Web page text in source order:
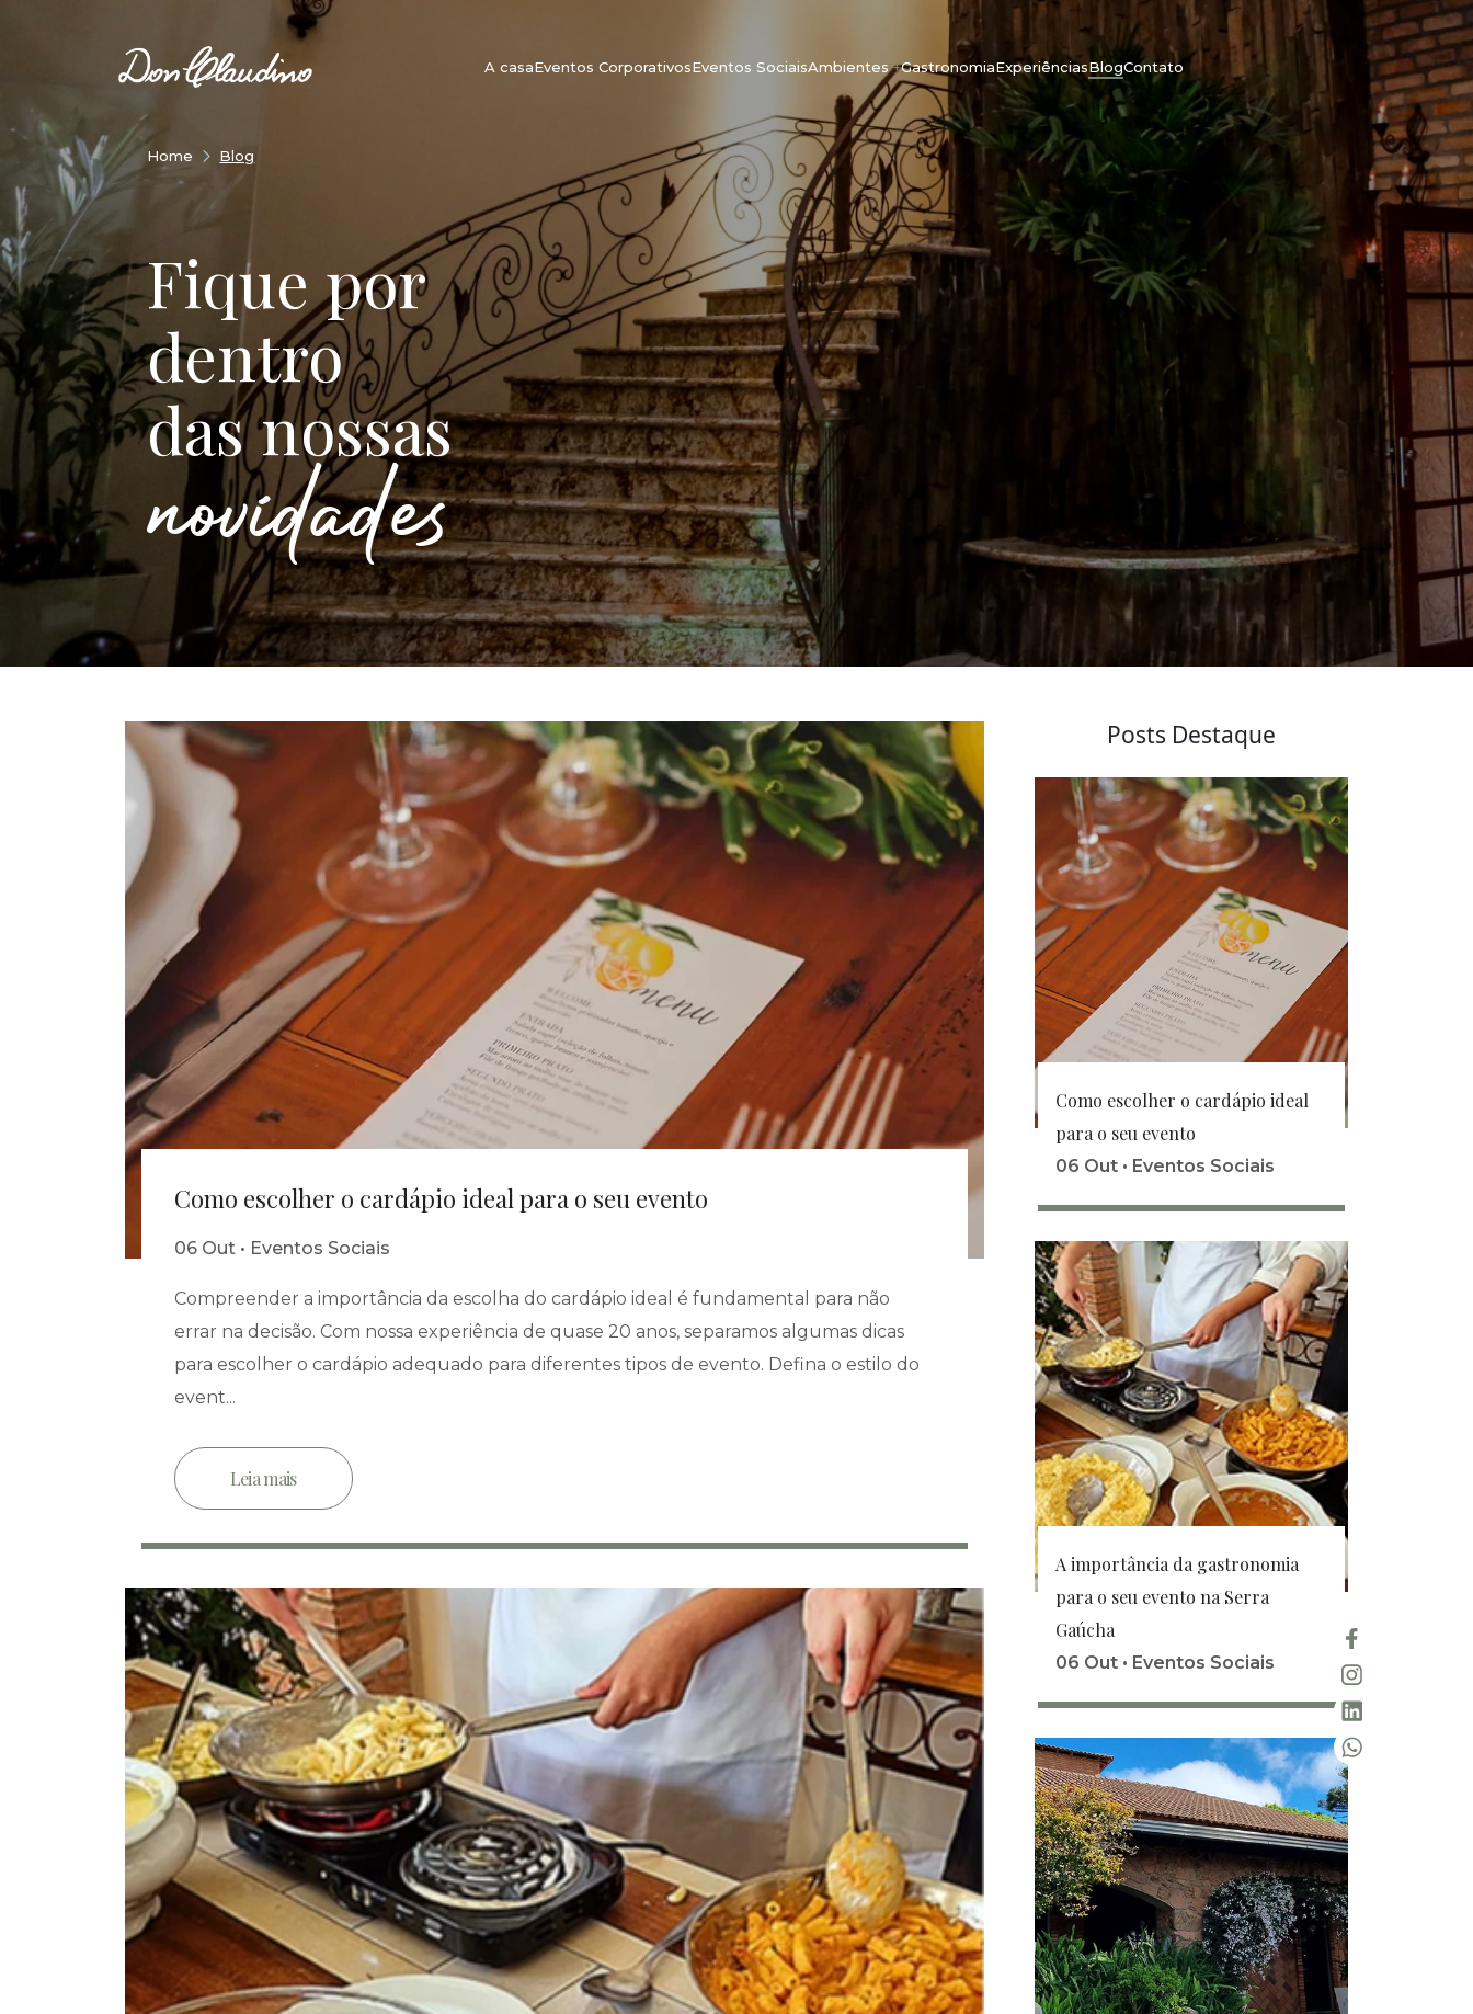
A casaEventos CorporativosEventos SociaisAmbientes+GastronomiaExperiênciasBlogContato
Home Blog
Fique por
dentro
das nossas
novidades
Como escolher o cardápio ideal para o seu evento
06 Out • Eventos Sociais
Compreender a importância da escolha do cardápio ideal é fundamental para não
errar na decisão. Com nossa experiência de quase 20 anos, separamos algumas dicas
para escolher o cardápio adequado para diferentes tipos de evento. Defina o estilo do
event...
Leia mais
Posts Destaque
Como escolher o cardápio ideal
para o seu evento
06 Out • Eventos Sociais
A importância da gastronomia
para o seu evento na Serra
Gaúcha
06 Out • Eventos Sociais